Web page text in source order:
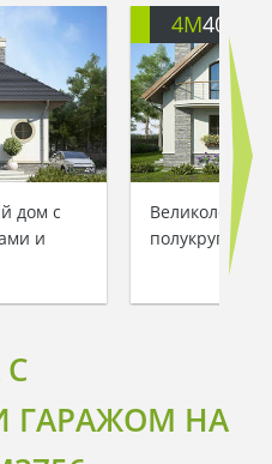
дом с
и
4M401
ГАРАЖОМ НА